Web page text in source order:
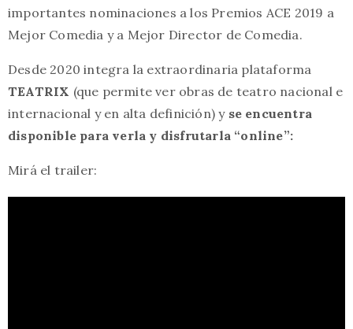
importantes nominaciones a los Premios ACE 2019 a
Mejor Comedia y a Mejor Director de Comedia.
Desde 2020 integra la extraordinaria plataforma
TEATRIX (que permite ver obras de teatro nacional e
internacional y en alta definición) yse encuentra
disponible para verla y disfrutarla “online”:
Mirá el trailer: